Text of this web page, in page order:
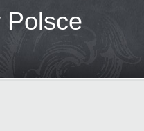
Polsce